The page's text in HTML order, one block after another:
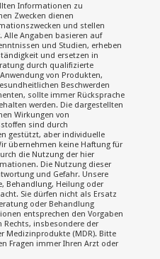
Informationen zu
Zwecken dienen
und stellen
Alle Angaben basieren auf
und Studien, erheben
und ersetzen in
durch qualifizierte
von Produkten,
Beschwerden
sollte immer Rücksprache
werden. Die dargestellten
Wirkungen von
sind durch
gestützt, aber individuelle
übernehmen keine Haftung für
die Nutzung der hier
Die Nutzung dieser
und Gefahr. Unsere
Behandlung, Heilung oder
Sie dürfen nicht als Ersatz
oder Behandlung
entsprechen den Vorgaben
insbesondere der
Medizinprodukte (MDR). Bitte
Fragen immer Ihren Arzt oder